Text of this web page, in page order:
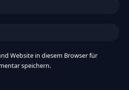
Website in diesem Browser für
speichern.